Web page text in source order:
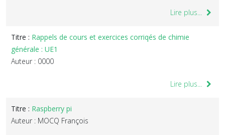
Lire plus...
Titre : Rappels de cours et exercices corriqés de chimie
générale : UE1
Auteur : 0000
Lire plus...
Titre : Raspberry pi
Auteur : MOCQ François